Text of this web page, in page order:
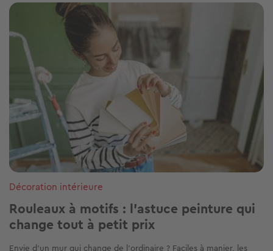
Image
Décoration intérieure
Rouleaux à motifs : l’astuce peinture qui
change tout à petit prix
Envie d’un mur qui change de l’ordinaire ? Faciles à manier, les